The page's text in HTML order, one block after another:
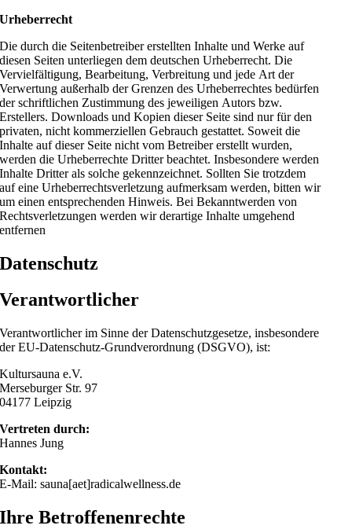
Urheberrecht
Die durch die Seitenbetreiber erstellten Inhalte und Werke auf
diesen Seiten unterliegen dem deutschen Urheberrecht. Die
Vervielfältigung, Bearbeitung, Verbreitung und jede Art der
Verwertung außerhalb der Grenzen des Urheberrechtes bedürfen
der schriftlichen Zustimmung des jeweiligen Autors bzw.
Erstellers. Downloads und Kopien dieser Seite sind nur für den
privaten, nicht kommerziellen Gebrauch gestattet. Soweit die
Inhalte auf dieser Seite nicht vom Betreiber erstellt wurden,
werden die Urheberrechte Dritter beachtet. Insbesondere werden
Inhalte Dritter als solche gekennzeichnet. Sollten Sie trotzdem
auf eine Urheberrechtsverletzung aufmerksam werden, bitten wir
um einen entsprechenden Hinweis. Bei Bekanntwerden von
Rechtsverletzungen werden wir derartige Inhalte umgehend
entfernen
Datenschutz
Verantwortlicher
Verantwortlicher im Sinne der Datenschutzgesetze, insbesondere
der EU-Datenschutz-Grundverordnung (DSGVO), ist:
Kultursauna e.V.
Merseburger Str. 97
04177 Leipzig
Vertreten durch:
Hannes Jung
Kontakt:
E-Mail: sauna[aet]radicalwellness.de
Ihre Betroffenenrechte